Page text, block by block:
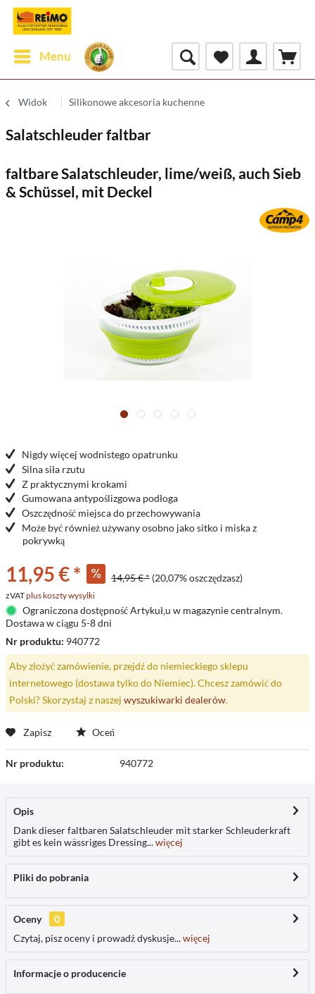
Menu
Widok Silikonowe akcesoria kuchenne
Salatschleuder faltbar
faltbare Salatschleuder, lime/weiß, auch Sieb
& Schüssel, mit Deckel
Nigdy więcej wodnistego opatrunku
Silna siła rzutu
Z praktycznymi krokami
Gumowana antypoślizgowa podłoga
Oszczędność miejsca do przechowywania
Może być również używany osobno jako sitko i miska z
pokrywką
11,95 € * 14,95 € * (20,07% oszczędzasz)
zVATplus koszty wysyłki
Ograniczona dostępność Artykuł‚u w magazynie centralnym.
Dostawa w ciągu 5-8 dni
Nr produktu: 940772
Aby złożyć zamówienie, przejdź do niemieckiego sklepu
internetowego (dostawa tylko do Niemiec). Chcesz zamówić do
Polski? Skorzystaj z naszej wyszukiwarki dealerów.
Zapisz Oceń
Nr produktu: 940772
Opis
Dank dieser faltbaren Salatschleuder mit starker Schleuderkraft
gibt es kein wässriges Dressing...więcej
Pliki do pobrania
Oceny
0
Czytaj, pisz oceny i prowadź dyskusje...więcej
Informacje o producencie